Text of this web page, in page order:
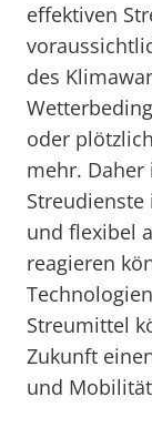
effektiven
des
oder
mehr. Daher
und flexibel
reagieren
Streumittel
Zukunft
und